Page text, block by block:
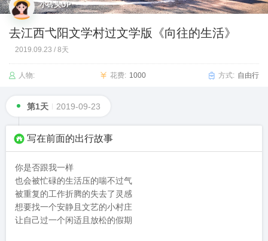
小砖头UP
去江西弋阳文学村过文学版《向往的生活》
2019.09.23 / 8天
人物: 花费: 1000 方式: 自由行
第1天 2019-09-23
写在前面的出行故事
你是否跟我一样
也会被忙碌的生活压的喘不过气
被重复的工作折腾的失去了灵感
想要找一个安静且文艺的小村庄
让自己过一个闲适且放松的假期